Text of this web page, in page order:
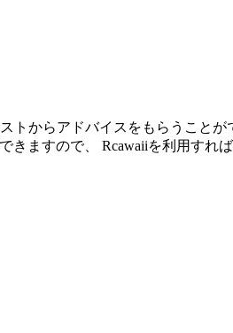
からアドバイスをもらうこと
きますので、 Rcawaiiを利用すれ